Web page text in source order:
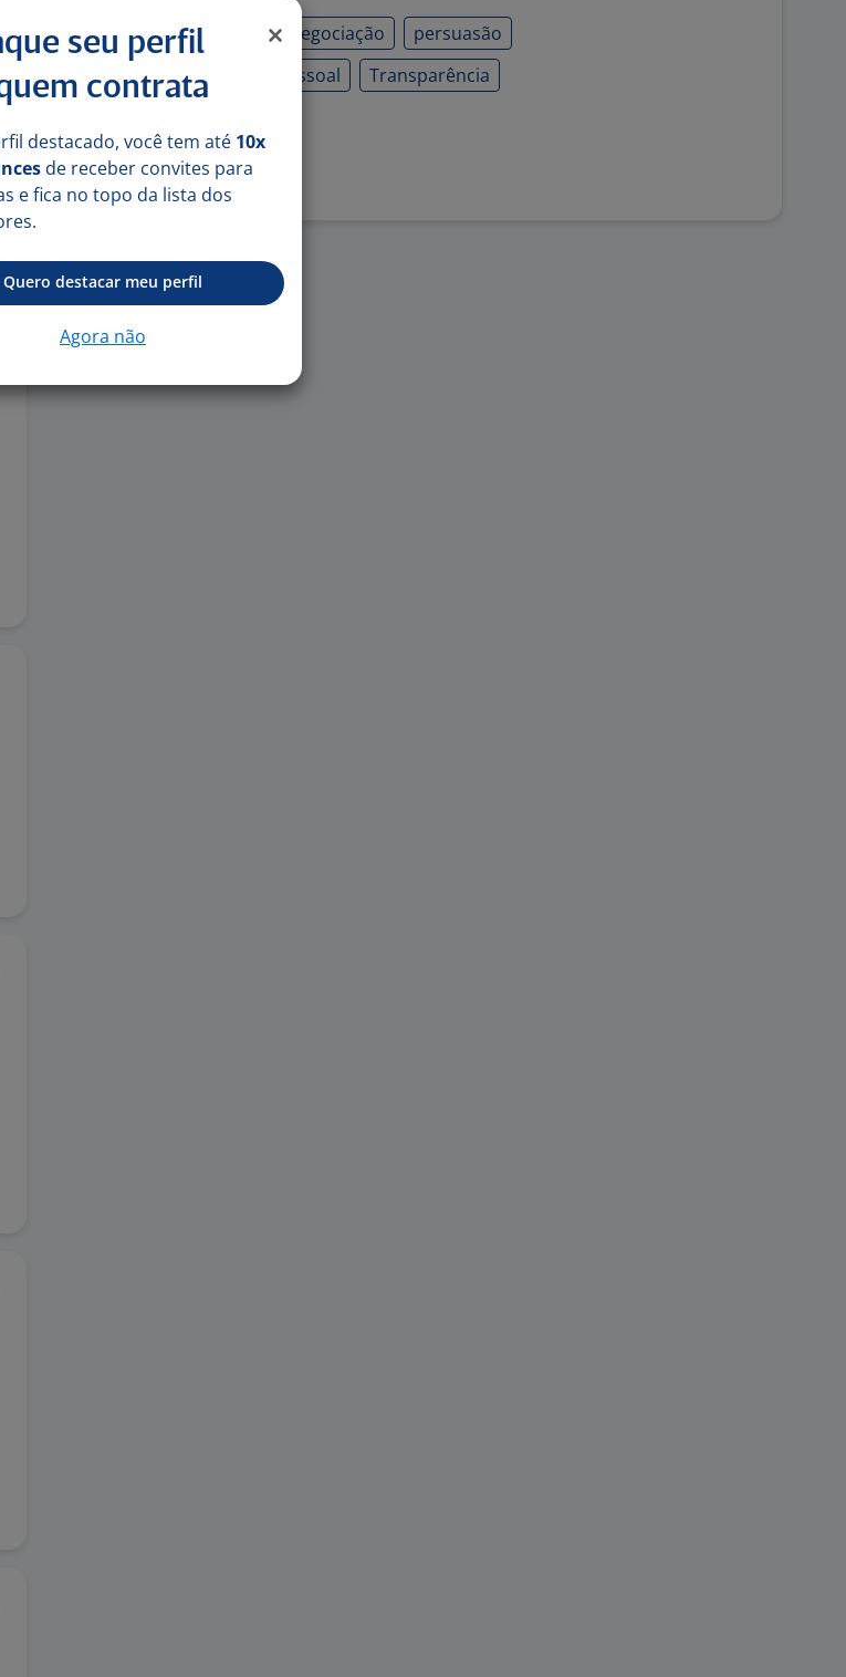
Comprometimento negociação
persuasão
relacionamento interpessoal
Transparência
Denunciar vaga
seu perfil
contrata
destacado, você tem até 10x
de receber convites para
e fica no topo da lista dos
Quero destacar meu perfil
Agora não